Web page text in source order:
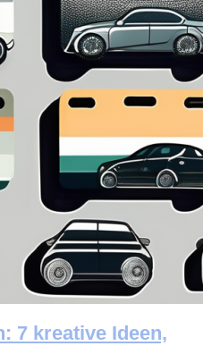
7 kreative Ideen,